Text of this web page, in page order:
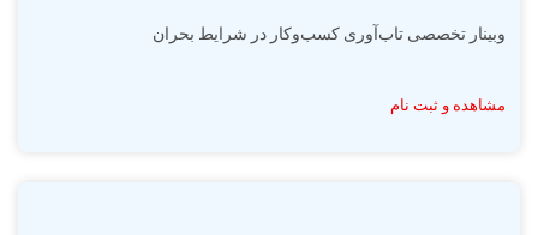
وبینار تخصصی تاب‌آوری کسب‌وکار در شرایط بحران
مشاهده و ثبت نام